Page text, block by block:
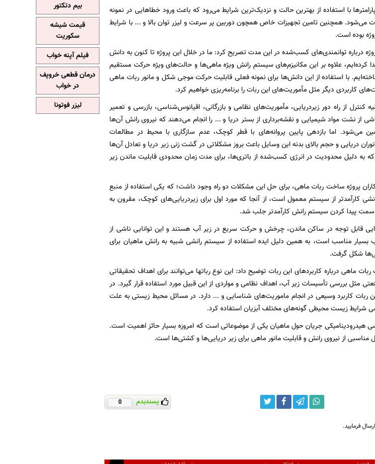
با استفاده از بهترین حالت و نزدیک‌ترین شرایط می‌رود که باعث ورود خطاهایی در نمونه
می‌شود. همچنین تامین تجهیزات خاص همچون دوربین پر سرعت و لیزر توان بالا و ... با شرایط
بوده است.
درباره توانمندی‌های کسب‌شده در این مدت تصریح کرد: ما در خلال این پروژه تا کنون به دانش
علاوه بر این مکانیزم‌های سیستم رانش ویژه ماهی‌ها و حالت‌های ویژه حرکت مستقیم
با استفاده از این دانش‌ها برای نمونه فعلی قابلیت حرکت موجی شکل و مانور ربات ماهی
کاربردی دیگر مثل مأموریت‌های این ربات را برنامه‌ریزی خواهیم کرد.
از راه دور زیردریایی، مأموریت‌های نظامی و بازرگانی، اقیانوس‌شناسی، بازرسی و تعمیر
از نشت مواد شیمیایی و نقشه‌برداری از بستر دریا و ... را انجام می‌دهند که نیروی رانش آن‌ها
می‌شود. اما بازدهی پایین پروانه‌های با قطر کوچک، عدم سازگاری با محیط در مطالعات
دریایی و حجم بالای بدنه این وسایل باعث بروز مشکلاتی در گشت زنی زیر دریا و تعادل آن‌ها
دلیل محدودیت در انرژی کسب‌شده از باتری‌ها، برای مدت زمان محدودی قابلیت ماندن زیر
پروژه ساخت ربات ماهی، برای حل این مشکلات دو راه وجود داشت؛ که یکی استفاده از منبع
کارآمد‌تر از سیستم معمول است، از آنجا که مورد اول برای زیردریایی‌های کوچک، مقرون به
پیدا کردن سیستم رانش کارآمد‌تر جلب شد.
قابل توجه در ساکن ماندن، چرخش و حرکت سریع در زیر آب هستند و این توانایی ناشی از
مناسب است، به همین دلیل ایده استفاده از سیستم رانشی شبیه به رانش ماهیان برای
شکل گرفت.
ماهی درباره کاربردهای این ربات توضیح داد: این نوع رباتها می‌توانند برای اهداف تحقیقاتی
مثل بررسی تأسیسات زیر آب، اهداف نظامی و مواردی از این قبیل مورد استفاده قرار گیرد. در
ربات کاربرد وسیعی در انجام ماموریت‌های شناسایی و ... دارد. در مسائل محیط زیستی به علت
شرایط زیست محیطی گونه‌های مختلف آبزیان استفاده کرد.
هیدرودینامیکی جریان حول ماهیان یکی از موضوعاتی است که امروزه بسیار حائز اهمیت است.
از نیروی رانش و قابلیت مانور ماهی برای زیر دریایی‌ها و کشتی‌ها است.
پسندیدم 0
فرمایید.
بیم دتکتور
قیمت شیشه
سکوریت
فیلم آپنه خواب
درمان قطعی خروپف
در خواب
لیزر فوتونا